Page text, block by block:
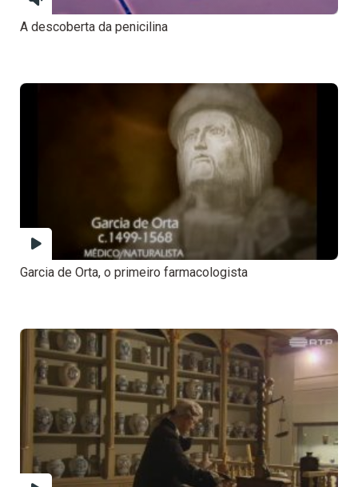
A descoberta da penicilina
Garcia de Orta, o primeiro farmacologista